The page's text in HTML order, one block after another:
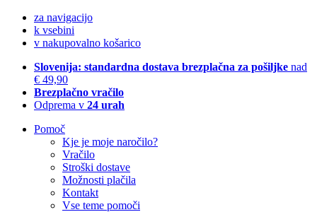
za navigacijo
k vsebini
v nakupovalno košarico
Slovenija: standardna dostava brezplačna za pošiljke nad
€ 49,90
Brezplačno vračilo
Odprema v 24 urah
Pomoč
Kje je moje naročilo?
Vračilo
Stroški dostave
Možnosti plačila
Kontakt
Vse teme pomoči